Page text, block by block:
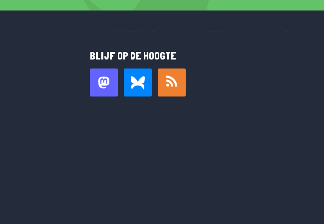
BLIJF OP DE HOOGTE